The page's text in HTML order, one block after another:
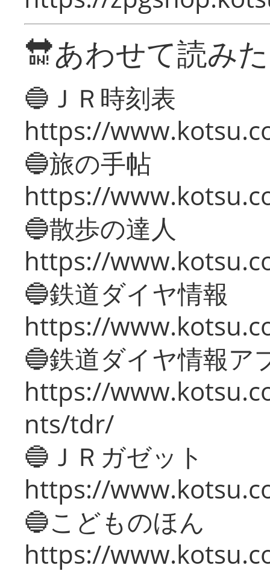
🔛あわせて読み
🔵ＪＲ時刻表
https://
🔵旅の手帖
https://
🔵散歩の達人
https://
🔵鉄道ダイヤ情報
https://
🔵鉄道ダイヤ情報ア
https://
nts/tdr/
🔵ＪＲガゼット
https://
🔵こどものほん
https://